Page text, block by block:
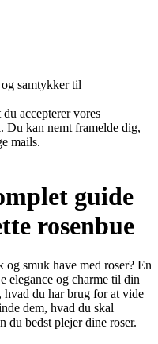
samtykker til
accepterer vores
Du kan nemt framelde dig,
mails.
guide
rosenbue
og smuk have med roser? En
elegance og charme til din
du har brug for at vide
dem, hvad du skal
du bedst plejer dine roser.